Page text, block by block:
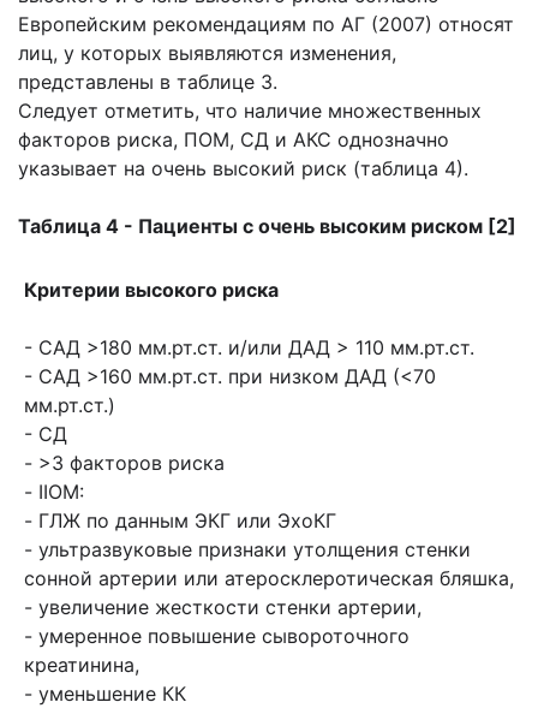
Европейским рекомендациям по АГ (2007) относят
лиц, у которых выявляются изменения,
представлены в таблице 3.
Следует отметить, что наличие множественных
факторов риска, ПОМ, СД и АКС однозначно
указывает на очень высокий риск (таблица 4).
Таблица 4 - Пациенты с очень высоким риском [2]
Критерии высокого риска
- САД >180 мм.рт.ст. и/или ДАД > 110 мм.рт.ст.
- САД >160 мм.рт.ст. при низком ДАД (<70
мм.рт.ст.)
- СД
- >3 факторов риска
- IIOM:
- ГЛЖ по данным ЭКГ или ЭхоКГ
- ультразвуковые признаки утолщения стенки
сонной артерии или атеросклеротическая бляшка,
- увеличение жесткости стенки артерии,
- умеренное повышение сывороточного
креатинина,
- уменьшение КК